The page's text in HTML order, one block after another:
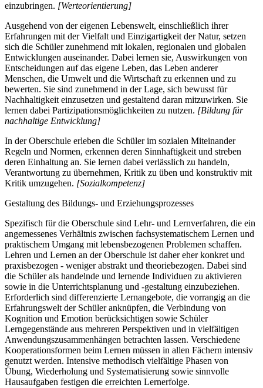
einzubringen. [Werteorientierung]
Ausgehend von der eigenen Lebenswelt, einschließlich ihrer
Erfahrungen mit der Vielfalt und Einzigartigkeit der Natur, setzen
sich die Schüler zunehmend mit lokalen, regionalen und globalen
Entwicklungen auseinander. Dabei lernen sie, Auswirkungen von
Entscheidungen auf das eigene Leben, das Leben anderer
Menschen, die Umwelt und die Wirtschaft zu erkennen und zu
bewerten. Sie sind zunehmend in der Lage, sich bewusst für
Nachhaltigkeit einzusetzen und gestaltend daran mitzuwirken. Sie
lernen dabei Partizipationsmöglichkeiten zu nutzen. [Bildung für
nachhaltige Entwicklung]
In der Oberschule erleben die Schüler im sozialen Miteinander
Regeln und Normen, erkennen deren Sinnhaftigkeit und streben
deren Einhaltung an. Sie lernen dabei verlässlich zu handeln,
Verantwortung zu übernehmen, Kritik zu üben und konstruktiv mit
Kritik umzugehen. [Sozialkompetenz]
Gestaltung des Bildungs- und Erziehungsprozesses
Spezifisch für die Oberschule sind Lehr- und Lernverfahren, die ein
angemessenes Verhältnis zwischen fachsystematischem Lernen und
praktischem Umgang mit lebensbezogenen Problemen schaffen.
Lehren und Lernen an der Oberschule ist daher eher konkret und
praxisbezogen - weniger abstrakt und theoriebezogen. Dabei sind
die Schüler als handelnde und lernende Individuen zu aktivieren
sowie in die Unterrichtsplanung und -gestaltung einzubeziehen.
Erforderlich sind differenzierte Lernangebote, die vorrangig an die
Erfahrungswelt der Schüler anknüpfen, die Verbindung von
Kognition und Emotion berücksichtigen sowie Schüler
Lerngegenstände aus mehreren Perspektiven und in vielfältigen
Anwendungszusammenhängen betrachten lassen. Verschiedene
Kooperationsformen beim Lernen müssen in allen Fächern intensiv
genutzt werden. Intensive methodisch vielfältige Phasen von
Übung, Wiederholung und Systematisierung sowie sinnvolle
Hausaufgaben festigen die erreichten Lernerfolge.